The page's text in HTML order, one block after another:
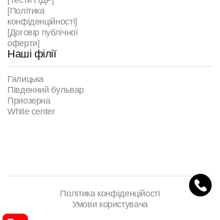
[Політика
конфіденційності]
[Договір публічної
оферти]
Наші філії
Галицька
Південний бульвар
Приозерна
White center
Політика конфіденційості
Умови користувача